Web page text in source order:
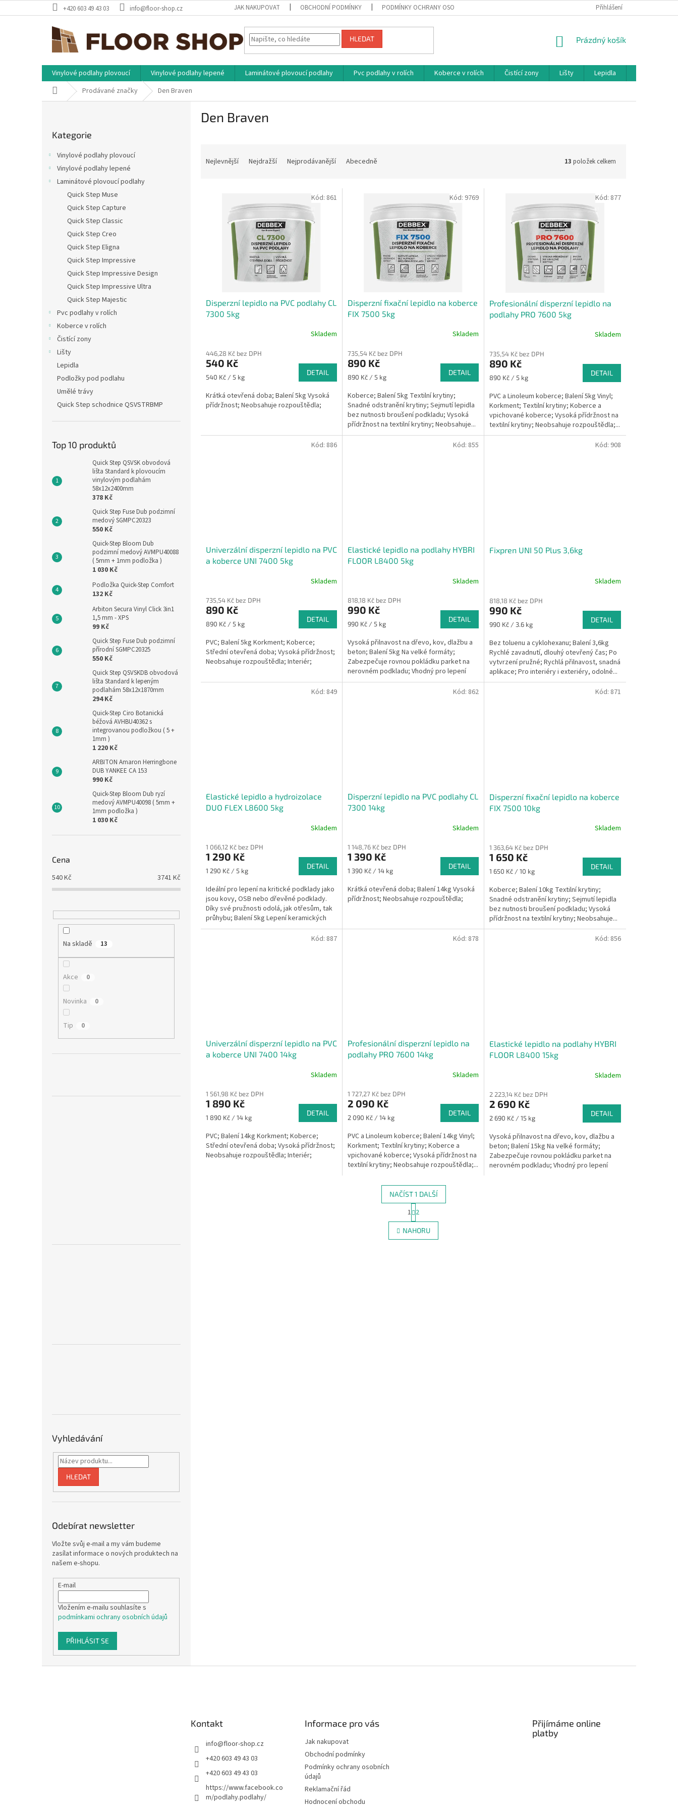
na
+420 603 49 43 03 info@floor-shop.cz JAK NAKUPOVAT OBCHODNÍ PODMÍNKY PODMÍNKY OCHRANY OSOBNÍCH ÚDAJŮ HODNOCENÍ OBCHODU
Přihlášení
HLEDAT
NÁKUPNÍ
Prázdný košík
Vinylové podlahy plovoucí Vinylové podlahy lepené Laminátové plovoucí podlahy Pvc podlahy v rolích Koberce v rolích Čistící zony Lišty Lepidla
Domů Prodávané značky Den Braven
kategorie
Kategorie
Vinylové podlahy plovoucí
Vinylové podlahy lepené
Laminátové plovoucí podlahy
Quick Step Muse
Quick Step Capture
Quick Step Classic
Quick Step Creo
Quick Step Eligna
Quick Step Impressive
Quick Step Impressive Design
Quick Step Impressive Ultra
Quick Step Majestic
Pvc podlahy v rolích
Koberce v rolích
Čistící zony
Lišty
Lepidla
Podložky pod podlahu
Umělé trávy
Quick Step schodnice QSVSTRBMP
Top 10 produktů
Quick Step QSVSK obvodová
lišta Standard k plovoucím
vinylovým podlahám
58x12x2400mm
378 Kč
Quick Step Fuse Dub podzimní
medový SGMPC20323
550 Kč
Quick-Step Bloom Dub
podzimní medový AVMPU40088
( 5mm + 1mm podložka )
1 030 Kč
Podložka Quick-Step Comfort
132 Kč
Arbiton Secura Vinyl Click 3in1
1,5 mm - XPS
99 Kč
Quick Step Fuse Dub podzimní
přírodní SGMPC20325
550 Kč
Quick Step QSVSKDB obvodová
lišta Standard k lepeným
podlahám 58x12x1870mm
294 Kč
Quick-Step Ciro Botanická
béžová AVHBU40362 s
integrovanou podložkou ( 5 +
1mm )
1 220 Kč
ARBITON Amaron Herringbone
DUB YANKEE CA 153
990 Kč
Quick-Step Bloom Dub ryzí
medový AVMPU40098 ( 5mm +
1mm podložka )
1 030 Kč
Cena
540Kč 3741 Kč
Na skladě 13
Akce 0
Novinka 0
Tip 0
Vyhledávání
HLEDAT
Odebírat newsletter
Vložte svůj e-mail a my vám budeme
zasílat informace o nových produktech na
našem e-shopu.
E-mail
Vložením e-mailu souhlasíte s
podmínkami ochrany osobních údajů
PŘIHLÁSIT SE
Den Braven
Nejlevnější Nejdražší Nejprodávanější Abecedně 13 položek celkem
Disperzní lepidlo na PVC podlahy CL
7300 5kg
Skladem
446,28 Kč bez DPH
540 Kč
Měrná
540 Kč / 5 kg
DETAIL
Krátká otevřená doba; Balení 5kg Vysoká
přídržnost; Neobsahuje rozpouštědla;
Kód: 861
Disperzní fixační lepidlo na koberce
FIX 7500 5kg
Skladem
735,54 Kč bez DPH
890 Kč
Měrná
890 Kč / 5 kg
DETAIL
Koberce; Balení 5kg Textilní krytiny;
Snadné odstranění krytiny; Sejmutí lepidla
bez nutnosti broušení podkladu; Vysoká
přídržnost na textilní krytiny; Neobsahuje...
Kód: 9769
Profesionální disperzní lepidlo na
podlahy PRO 7600 5kg
Skladem
735,54 Kč bez DPH
890 Kč
Měrná
890 Kč / 5 kg
DETAIL
PVC a Linoleum koberce; Balení 5kg Vinyl;
Korkment; Textilní krytiny; Koberce a
vpichované koberce; Vysoká přídržnost na
textilní krytiny; Neobsahuje rozpouštědla;...
Kód: 877
Univerzální disperzní lepidlo na PVC
a koberce UNI 7400 5kg
Skladem
735,54 Kč bez DPH
890 Kč
Měrná
890 Kč / 5 kg
DETAIL
PVC; Balení 5kg Korkment; Koberce;
Střední otevřená doba; Vysoká přídržnost;
Neobsahuje rozpouštědla; Interiér;
Kód: 886
Elastické lepidlo na podlahy HYBRI
FLOOR L8400 5kg
Skladem
818,18 Kč bez DPH
990 Kč
Měrná
990 Kč / 5 kg
DETAIL
Vysoká přilnavost na dřevo, kov, dlažbu a
beton; Balení 5kg Na velké formáty;
Zabezpečuje rovnou pokládku parket na
nerovném podkladu; Vhodný pro lepení
vinylových podlah;...
Kód: 855
Fixpren UNI 50 Plus 3,6kg
Skladem
818,18 Kč bez DPH
990 Kč
Měrná
990 Kč / 3.6 kg
DETAIL
Bez toluenu a cyklohexanu; Balení 3,6kg
Rychlé zavadnutí, dlouhý otevřený čas; Po
vytvrzení pružné; Rychlá přilnavost, snadná
aplikace; Pro interiéry i exteriéry, odolné...
Kód: 908
Elastické lepidlo a hydroizolace
DUO FLEX L8600 5kg
Skladem
1 066,12 Kč bez DPH
1 290 Kč
Měrná
1 290 Kč / 5 kg
DETAIL
Ideální pro lepení na kritické podklady jako
jsou kovy, OSB nebo dřevěné podklady.
Díky své pružnosti odolá, jak otřesům, tak
průhybu; Balení 5kg Lepení keramických
obkladů a...
Kód: 849
Disperzní lepidlo na PVC podlahy CL
7300 14kg
Skladem
1 148,76 Kč bez DPH
1 390 Kč
Měrná
1 390 Kč / 14 kg
DETAIL
Krátká otevřená doba; Balení 14kg Vysoká
přídržnost; Neobsahuje rozpouštědla;
Kód: 862
Disperzní fixační lepidlo na koberce
FIX 7500 10kg
Skladem
1 363,64 Kč bez DPH
1 650 Kč
Měrná
1 650 Kč / 10 kg
DETAIL
Koberce; Balení 10kg Textilní krytiny;
Snadné odstranění krytiny; Sejmutí lepidla
bez nutnosti broušení podkladu; Vysoká
přídržnost na textilní krytiny; Neobsahuje...
Kód: 871
Univerzální disperzní lepidlo na PVC
a koberce UNI 7400 14kg
Skladem
1 561,98 Kč bez DPH
1 890 Kč
Měrná
1 890 Kč / 14 kg
DETAIL
PVC; Balení 14kg Korkment; Koberce;
Střední otevřená doba; Vysoká přídržnost;
Neobsahuje rozpouštědla; Interiér;
Kód: 887
Profesionální disperzní lepidlo na
podlahy PRO 7600 14kg
Skladem
1 727,27 Kč bez DPH
2 090 Kč
Měrná
2 090 Kč / 14 kg
DETAIL
PVC a Linoleum koberce; Balení 14kg Vinyl;
Korkment; Textilní krytiny; Koberce a
vpichované koberce; Vysoká přídržnost na
textilní krytiny; Neobsahuje rozpouštědla;...
Kód: 878
Elastické lepidlo na podlahy HYBRI
FLOOR L8400 15kg
Skladem
2 223,14 Kč bez DPH
2 690 Kč
Měrná
2 690 Kč / 15 kg
DETAIL
Vysoká přilnavost na dřevo, kov, dlažbu a
beton; Balení 15kg Na velké formáty;
Zabezpečuje rovnou pokládku parket na
nerovném podkladu; Vhodný pro lepení
Kód: 856
O
v
l
NAČÍST 1 DALŠÍ
t
r
á
n
1 2
NAHORU
Kontakt
info@floor-shop.cz
+420 603 49 43 03
+420 603 49 43 03
https://www.facebook.co
m/podlahy.podlahy/
Informace pro vás
Jak nakupovat
Obchodní podmínky
Podmínky ochrany osobních
údajů
Reklamační řád
Hodnocení obchodu
Přijímáme online
platby